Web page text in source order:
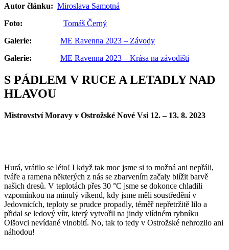
Autor článku: Miroslava Samotná
Foto: Tomáš Černý
Galerie: ME Ravenna 2023 – Závody
Galerie: ME Ravenna 2023 – Krása na závodišti
S PÁDLEM V RUCE A LETADLY NAD
HLAVOU
Mistrovství Moravy v Ostrožské Nové Vsi 12. – 13. 8. 2023
Hurá, vrátilo se léto! I když tak moc jsme si to možná ani nepřáli,
tváře a ramena některých z nás se zbarvením začaly blížit barvě
našich dresů. V teplotách přes 30 °C jsme se dokonce chladili
vzpomínkou na minulý víkend, kdy jsme měli soustředění v
Jedovnicích, teploty se prudce propadly, téměř nepřetržitě lilo a
přidal se ledový vítr, který vytvořil na jindy vlídném rybníku
Olšovci nevídané vlnobití. No, tak to tedy v Ostrožské nehrozilo ani
náhodou!